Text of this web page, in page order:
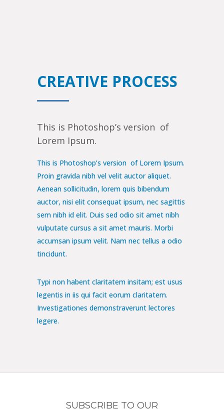
CREATIVE PROCESS
This is Photoshop’s version of
Lorem Ipsum.
This is Photoshop’s version of Lorem Ipsum.
Proin gravida nibh vel velit auctor aliquet.
Aenean sollicitudin, lorem quis bibendum
auctor, nisi elit consequat ipsum, nec sagittis
sem nibh id elit. Duis sed odio sit amet nibh
vulputate cursus a sit amet mauris. Morbi
accumsan ipsum velit. Nam nec tellus a odio
tincidunt.
Typi non habent claritatem insitam; est usus
legentis in iis qui facit eorum claritatem.
Investigationes demonstraverunt lectores
legere.
SUBSCRIBE TO OUR